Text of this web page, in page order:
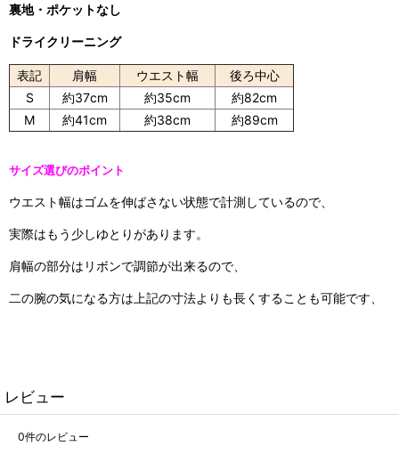
裏地・ポケットなし
ドライクリーニング
表記 肩幅 ウエスト幅
後ろ中心
S
約37cm 約35cm
約82cm
M
約41cm 約38cm 約89cm
サイズ選びのポイント
ウエスト幅はゴムを伸ばさない状態で計測しているので、
実際はもう少しゆとりがあります。
肩幅の部分はリボンで調節が出来るので、
二の腕の気になる方は上記の寸法よりも長くすることも可能です、
レビュー
0件のレビュー